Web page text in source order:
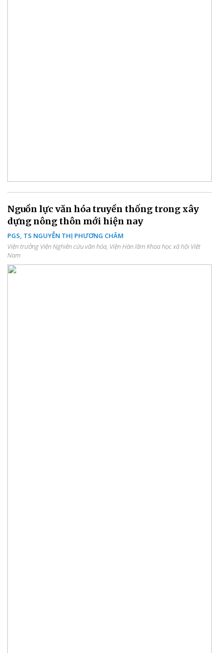
Nguồn lực văn hóa truyền thống trong xây
dựng nông thôn mới hiện nay
PGS, TS NGUYỄN THỊ PHƯƠNG CHÂM
Viện trưởng Viện Nghiên cứu văn hóa, Viện Hàn lâm Khoa học xã hội Việt
Nam